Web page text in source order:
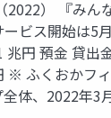
2022） 『みん
ビス開始は5
兆円 預金 貸出
※ ふくおかフ
全体、2022年3